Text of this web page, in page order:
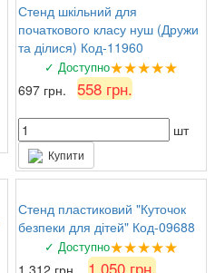
Стенд шкільний для
початкового класу нуш (Дружи
та ділися) Код-11960
✓ Доступно★★★★★
697 грн. 558 грн.
шт
Купити
Стенд пластиковий "Куточок
безпеки для дітей" Код-09688
✓ Доступно★★★★★
1 050 грн.